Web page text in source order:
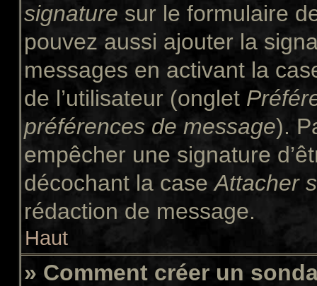
signature sur le formulaire
pouvez aussi ajouter la
messages en activant la
de l’utilisateur (onglet
préférences de message).
empêcher une signature
décochant la caseAttacher
rédaction de message.
Haut
» Comment créer un